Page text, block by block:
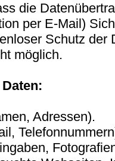
die
per E-Mail)
Schutz der
möglich.
Adressen).